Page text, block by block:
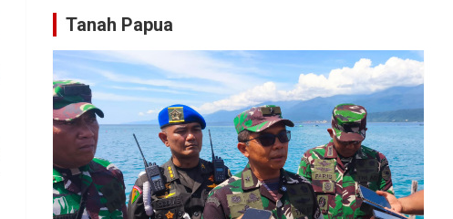
Tanah Papua